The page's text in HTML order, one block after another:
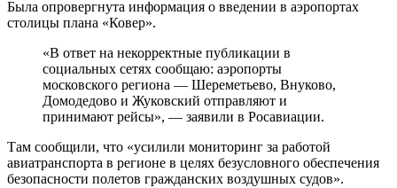
Была опровергнута информация о введении в аэропортах
столицы плана «Ковер».
«В ответ на некорректные публикации в
социальных сетях сообщаю: аэропорты
московского региона — Шереметьево, Внуково,
Домодедово и Жуковский отправляют и
принимают рейсы», — заявили в Росавиации.
Там сообщили, что «усилили мониторинг за работой
авиатранспорта в регионе в целях безусловного обеспечения
безопасности полетов гражданских воздушных судов».